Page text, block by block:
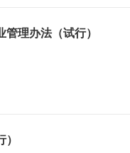
理办法（试行）